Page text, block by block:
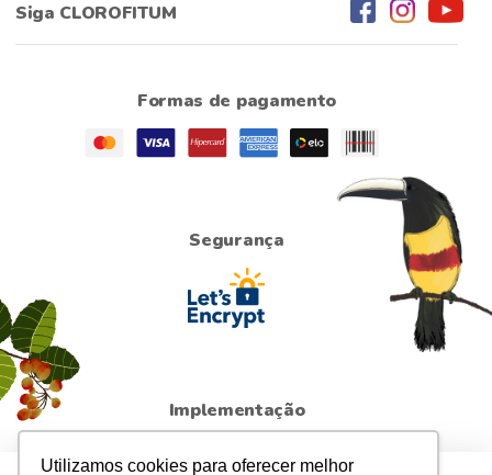
Utilizamos cookies para oferecer melhor
Siga CLOROFITUM
Formas de pagamento
Segurança
Implementação